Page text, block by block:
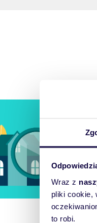
Wraz z
pliki cookie,
to robi.